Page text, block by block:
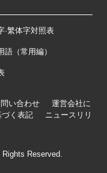
·繁体字対照表
語（常用編）
い合わせ
運営会社に
く表記
ニュースリリ
Reserved.